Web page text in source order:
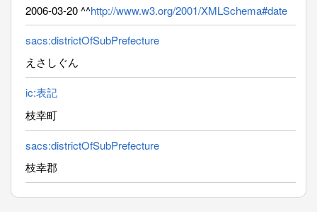
2006-03-20 ^^http://www.w3.org/2001/XMLSchema#date
sacs:districtOfSubPrefecture
えさしぐん
ic:表記
枝幸町
sacs:districtOfSubPrefecture
枝幸郡